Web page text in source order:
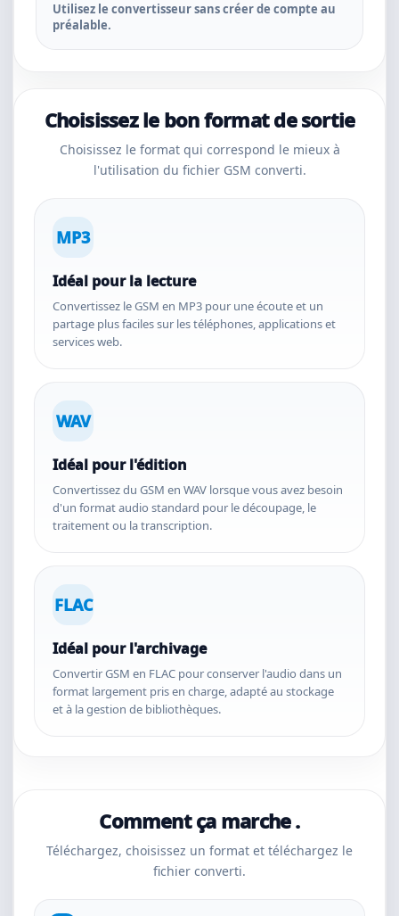
Utilisez le convertisseur sans créer de compte au
préalable.
Choisissez le bon format de sortie
Choisissez le format qui correspond le mieux à
l'utilisation du fichier GSM converti.
MP3
Idéal pour la lecture
Convertissez le GSM en MP3 pour une écoute et un
partage plus faciles sur les téléphones, applications et
services web.
WAV
Idéal pour l'édition
Convertissez du GSM en WAV lorsque vous avez besoin
d'un format audio standard pour le découpage, le
traitement ou la transcription.
FLAC
Idéal pour l'archivage
Convertir GSM en FLAC pour conserver l'audio dans un
format largement pris en charge, adapté au stockage
et à la gestion de bibliothèques.
Comment ça marche .
Téléchargez, choisissez un format et téléchargez le
fichier converti.